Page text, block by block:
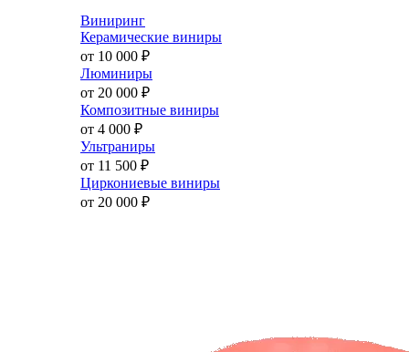
Виниринг
Керамические виниры
от 10 000 ₽
Люминиры
от 20 000 ₽
Композитные виниры
от 4 000 ₽
Ультраниры
от 11 500 ₽
Циркониевые виниры
от 20 000 ₽